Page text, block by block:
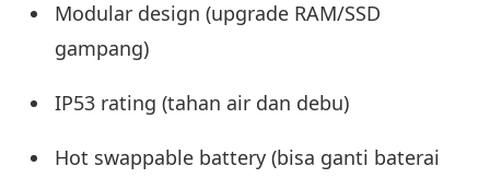
Modular design (upgrade RAM/SSD
gampang)
IP53 rating (tahan air dan debu)
Hot swappable battery (bisa ganti baterai